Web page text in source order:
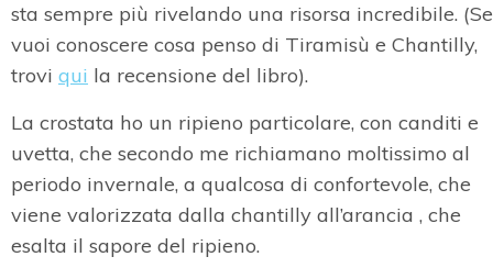
sta sempre più rivelando una risorsa incredibile. (Se
vuoi conoscere cosa penso di Tiramisù e Chantilly,
trovi qui la recensione del libro).
La crostata ho un ripieno particolare, con canditi e
uvetta, che secondo me richiamano moltissimo al
periodo invernale, a qualcosa di confortevole, che
viene valorizzata dalla chantilly all’arancia , che
esalta il sapore del ripieno.